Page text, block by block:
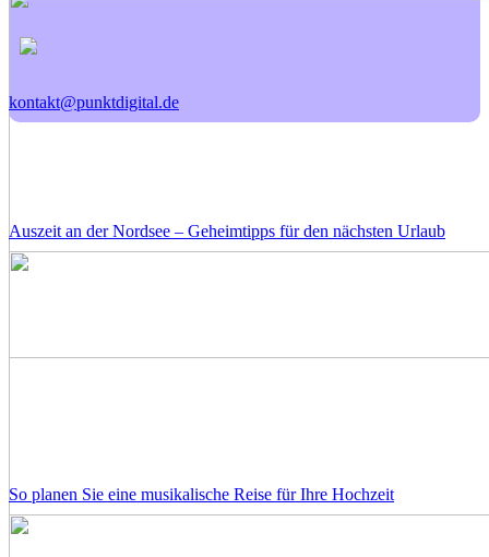
Auszeit an der Nordsee – Geheimtipps für den nächsten Urlaub
So planen Sie eine musikalische Reise für Ihre Hochzeit
kontakt@punktdigital.de